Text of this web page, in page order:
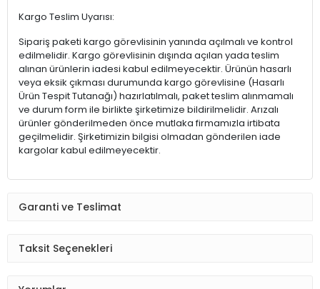
Kargo Teslim Uyarısı:
Sipariş paketi kargo görevlisinin yanında açılmalı ve kontrol
edilmelidir. Kargo görevlisinin dışında açılan yada teslim
alınan ürünlerin iadesi kabul edilmeyecektir. Ürünün hasarlı
veya eksik çıkması durumunda kargo görevlisine (Hasarlı
Ürün Tespit Tutanağı) hazırlatılmalı, paket teslim alınmamalı
ve durum form ile birlikte şirketimize bildirilmelidir. Arızalı
ürünler gönderilmeden önce mutlaka firmamızla irtibata
geçilmelidir. Şirketimizin bilgisi olmadan gönderilen iade
kargolar kabul edilmeyecektir.
Garanti ve Teslimat
Taksit Seçenekleri